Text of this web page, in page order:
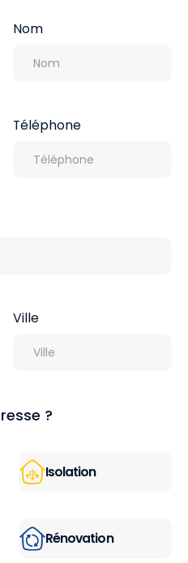
Nom
Téléphone
Ville
?
Isolation
Rénovation